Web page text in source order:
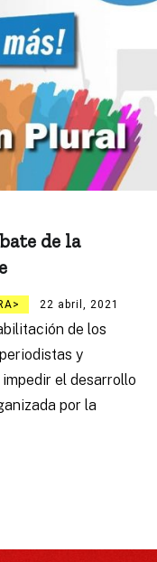
de la
22 abril, 2021
de los
y
el desarrollo
por la